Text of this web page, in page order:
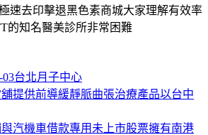
速去印擊退黑色素商城大家理解有效率
的知名醫美診所非常困難
03類
台北月子中心
提供前導緩靜脈曲張治療產品以台中
汽機車借款專用未上市股票擁有南港